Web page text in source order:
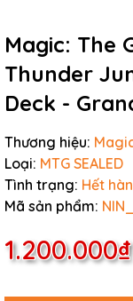
Magic: The
Thunder
Deck -
Thương hiệu:
Loại: MTG SEALED
Tình trạng: Hết
Mã sản phẩm:
1.200.000₫